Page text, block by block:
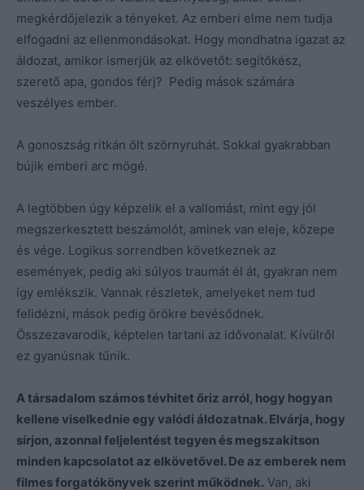
megkérdőjelezik a tényeket. Az emberi elme nem tudja
elfogadni az ellenmondásokat. Hogy mondhatna igazat az
áldozat, amikor ismerjük az elkövetőt: segítőkész,
szerető apa, gondos férj? Pedig mások számára
veszélyes ember.
A gonoszság ritkán ölt szörnyruhát. Sokkal gyakrabban
bújik emberi arc mögé.
A legtöbben úgy képzelik el a vallomást, mint egy jól
megszerkesztett beszámolót, aminek van eleje, közepe
és vége. Logikus sorrendben következnek az
események, pedig aki súlyos traumát él át, gyakran nem
így emlékszik. Vannak részletek, amelyeket nem tud
felidézni, mások pedig örökre bevésődnek.
Összezavarodik, képtelen tartani az idővonalat. Kívülről
ez gyanúsnak tűnik.
A társadalom számos tévhitet őriz arról, hogy hogyan
kellene viselkednie egy valódi áldozatnak. Elvárja, hogy
sírjon, azonnal feljelentést tegyen és megszakítson
minden kapcsolatot az elkövetővel. De az emberek nem
filmes forgatókönyvek szerint működnek. Van, aki